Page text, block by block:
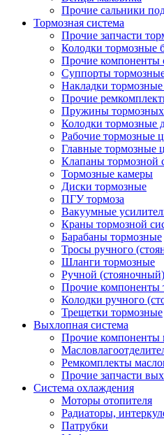
Прочие сальники
Тормозная система
Прочие запчасти
Колодки тормозные
Прочие компоненты
Суппорты
Накладки
Прочие
Пружины тормозных
Колодки тормозные
Рабочие тормозные
Главные тормозные
Клапаны тормозной
Тормозные камеры
Диски тормозные
ПГУ тормоза
Вакуумные
Краны тормозной
Барабаны тормозные
Тросы ручного
Шланги тормозные
Ручной
Прочие компоненты
Колодки ручного
Трещетки тормозные
Выхлопная система
Прочие компоненты
Ремкомплекты
Прочие запчасти
Система охлаждения
Моторы отопителя
Радиаторы,
Патрубки